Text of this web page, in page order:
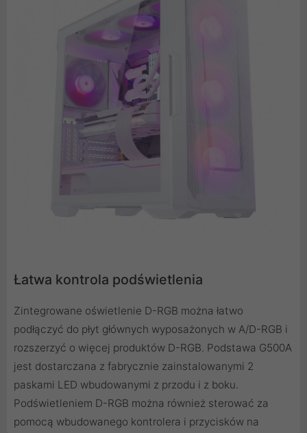
Łatwa kontrola podświetlenia
Zintegrowane oświetlenie D-RGB można łatwo
podłączyć do płyt głównych wyposażonych w A/D-RGB i
rozszerzyć o więcej produktów D-RGB. Podstawa G500A
jest dostarczana z fabrycznie zainstalowanymi 2
paskami LED wbudowanymi z przodu i z boku.
Podświetleniem D-RGB można również sterować za
pomocą wbudowanego kontrolera i przycisków na